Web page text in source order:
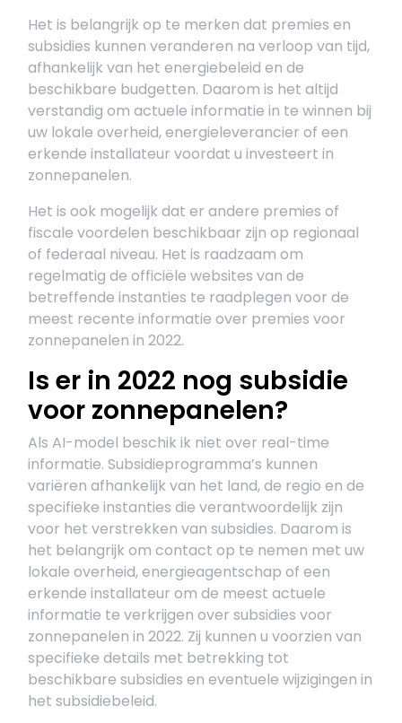
Het is belangrijk op te merken dat premies en
subsidies kunnen veranderen na verloop van tijd,
afhankelijk van het energiebeleid en de
beschikbare budgetten. Daarom is het altijd
verstandig om actuele informatie in te winnen bij
uw lokale overheid, energieleverancier of een
erkende installateur voordat u investeert in
zonnepanelen.
Het is ook mogelijk dat er andere premies of
fiscale voordelen beschikbaar zijn op regionaal
of federaal niveau. Het is raadzaam om
regelmatig de officiële websites van de
betreffende instanties te raadplegen voor de
meest recente informatie over premies voor
zonnepanelen in 2022.
Is er in 2022 nog subsidie
voor zonnepanelen?
Als AI-model beschik ik niet over real-time
informatie. Subsidieprogramma’s kunnen
variëren afhankelijk van het land, de regio en de
specifieke instanties die verantwoordelijk zijn
voor het verstrekken van subsidies. Daarom is
het belangrijk om contact op te nemen met uw
lokale overheid, energieagentschap of een
erkende installateur om de meest actuele
informatie te verkrijgen over subsidies voor
zonnepanelen in 2022. Zij kunnen u voorzien van
specifieke details met betrekking tot
beschikbare subsidies en eventuele wijzigingen in
het subsidiebeleid.